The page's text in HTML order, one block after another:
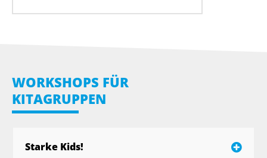
WORKSHOPS FÜR
KITAGRUPPEN
Starke Kids!